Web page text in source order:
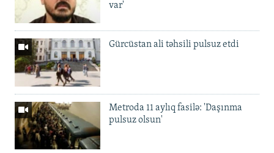
var'
Gürcüstan ali təhsili pulsuz etdi
Metroda 11 aylıq fasilə: 'Daşınma
pulsuz olsun'